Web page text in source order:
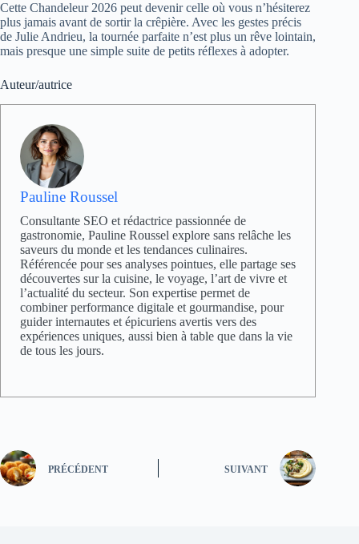
Cette Chandeleur 2026 peut devenir celle où vous n’hésiterez
plus jamais avant de sortir la crêpière. Avec les gestes précis
de Julie Andrieu, la tournée parfaite n’est plus un rêve lointain,
mais presque une simple suite de petits réflexes à adopter.
Auteur/autrice
Pauline Roussel
Consultante SEO et rédactrice passionnée de
gastronomie, Pauline Roussel explore sans relâche les
saveurs du monde et les tendances culinaires.
Référencée pour ses analyses pointues, elle partage ses
découvertes sur la cuisine, le voyage, l’art de vivre et
l’actualité du secteur. Son expertise permet de
combiner performance digitale et gourmandise, pour
guider internautes et épicuriens avertis vers des
expériences uniques, aussi bien à table que dans la vie
de tous les jours.
PRÉCÉDENT SUIVANT